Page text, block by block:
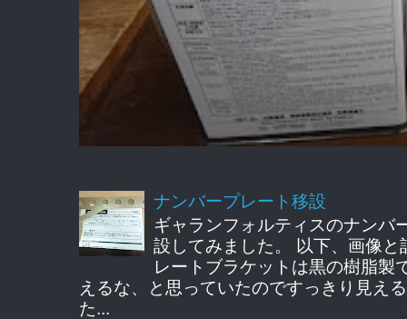
ナンバープレート移設
ギャランフォルティスのナンバ
設してみました。 以下、画像
レートブラケットは黒の樹脂製
えるな、と思っていたのですっきり見え
た...